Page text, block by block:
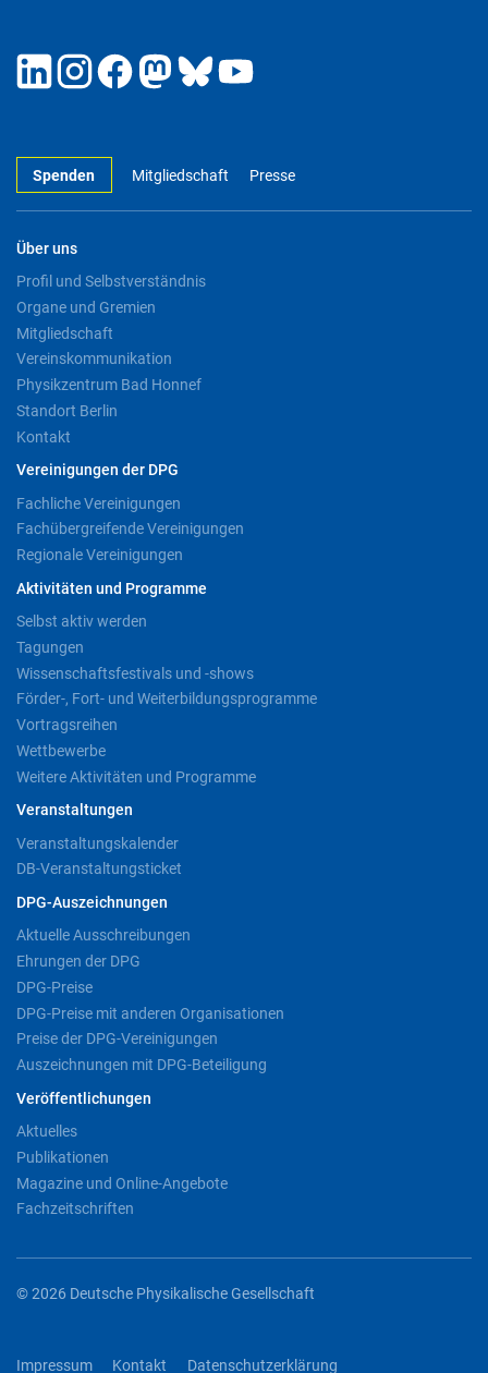
Spenden Mitgliedschaft Presse
Über uns
Profil und Selbstverständnis
Organe und Gremien
Mitgliedschaft
Vereinskommunikation
Physikzentrum Bad Honnef
Standort Berlin
Kontakt
Vereinigungen der DPG
Fachliche Vereinigungen
Fachübergreifende Vereinigungen
Regionale Vereinigungen
Aktivitäten und Programme
Selbst aktiv werden
Tagungen
Wissenschaftsfestivals und -shows
Förder-, Fort- und Weiterbildungsprogramme
Vortragsreihen
Wettbewerbe
Weitere Aktivitäten und Programme
Veranstaltungen
Veranstaltungskalender
DB-Veranstaltungsticket
DPG-Auszeichnungen
Aktuelle Ausschreibungen
Ehrungen der DPG
DPG-Preise
DPG-Preise mit anderen Organisationen
Preise der DPG-Vereinigungen
Auszeichnungen mit DPG-Beteiligung
Veröffentlichungen
Aktuelles
Publikationen
Magazine und Online-Angebote
Fachzeitschriften
© 2026 Deutsche Physikalische Gesellschaft
Impressum Kontakt Datenschutzerklärung